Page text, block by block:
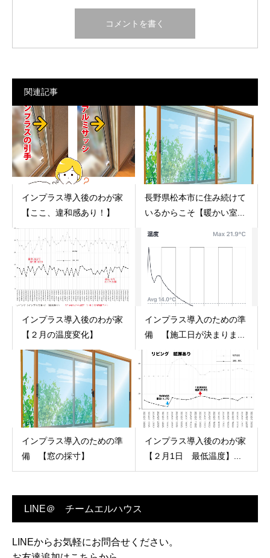
関連記事
インプラス導入後のわが家
【ここ、違和感あり！】
長野県松本市に住み続けて
いるからこそ【暖かい室...
インプラス導入後のわが家
【２月の温度変化】
インプラス導入のための準
備 【施工日が決まりま...
インプラス導入のための準
備 【窓の採寸】
インプラス導入後のわが家
【２月1日 最低温度】...
LINE＠ チームエルハウス
LINEからお気軽にお問合せください。